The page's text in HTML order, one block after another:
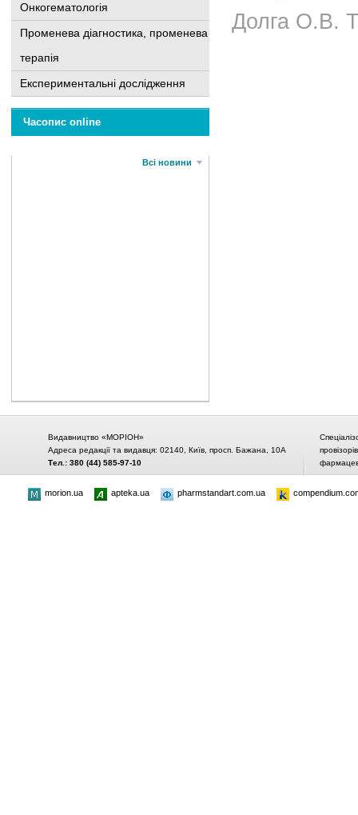
Онкогематологія
Променева діагностика, променева
терапія
Експериментальні дослідження
Часопис online
Всі новини
Долга О.В.
Видавництво «МОРІОН»
Адреса редакції та видавця: 02140, Київ, просп. Бажана, 10А
Тел.: 380 (44) 585-97-10
morion.ua apteka.ua pharmstandart.com.ua